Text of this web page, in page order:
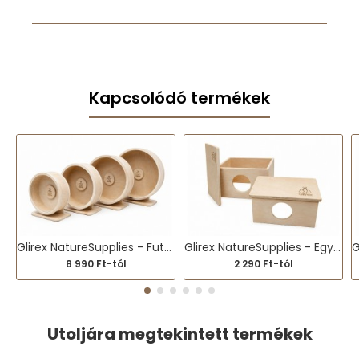
Kapcsolódó termékek
Glirex NatureSupplies - Futókerék (kisebb testű állatoknak)
8 990 Ft-tól
Glirex NatureSupplies - Egykamrás ház
2 290 Ft-tól
Utoljára megtekintett termékek